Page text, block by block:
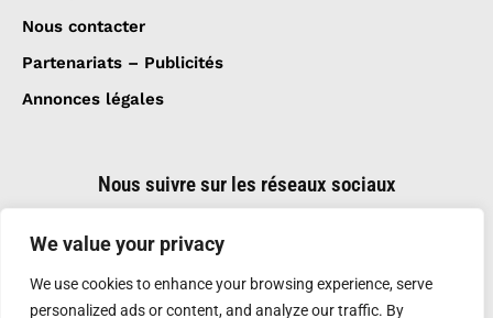
We value your privacy
We use cookies to enhance your browsing experience, serve
personalized ads or content, and analyze our traffic. By
Nous contacter
Partenariats – Publicités
Annonces légales
Nous suivre sur les réseaux sociaux